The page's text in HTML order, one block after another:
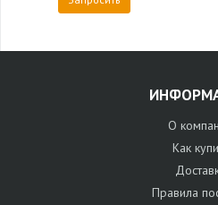
О
Как
Правила